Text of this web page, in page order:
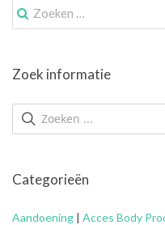
Zoek
naar:
Zoek informatie
Categorieën
Aandoening | Acces Body